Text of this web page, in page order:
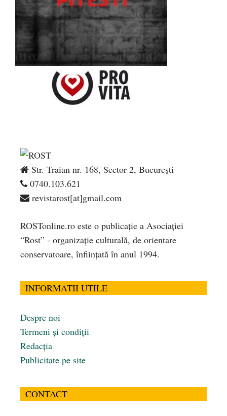
Str. Traian nr. 168, Sector 2, București
0740.103.621
revistarost[at]gmail.com
ROSTonline.ro este o publicaţie a Asociaţiei
“Rost” - organizaţie culturală, de orientare
conservatoare, înfiinţată în anul 1994.
INFORMATII UTILE
Despre noi
Termeni și condiții
Redacția
Publicitate pe site
CONTACT